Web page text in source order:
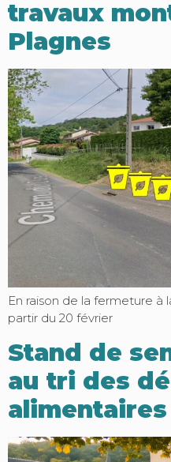
travaux
Plagnes
En raison de la fermeture à
partir du 20 février
Stand de
au tri des
alimentaires